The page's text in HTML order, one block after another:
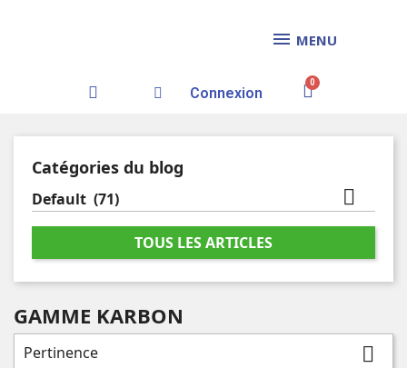
MENU
Connexion
Catégories du blog
Default (71) 
TOUS LES ARTICLES
GAMME KARBON
Pertinence 